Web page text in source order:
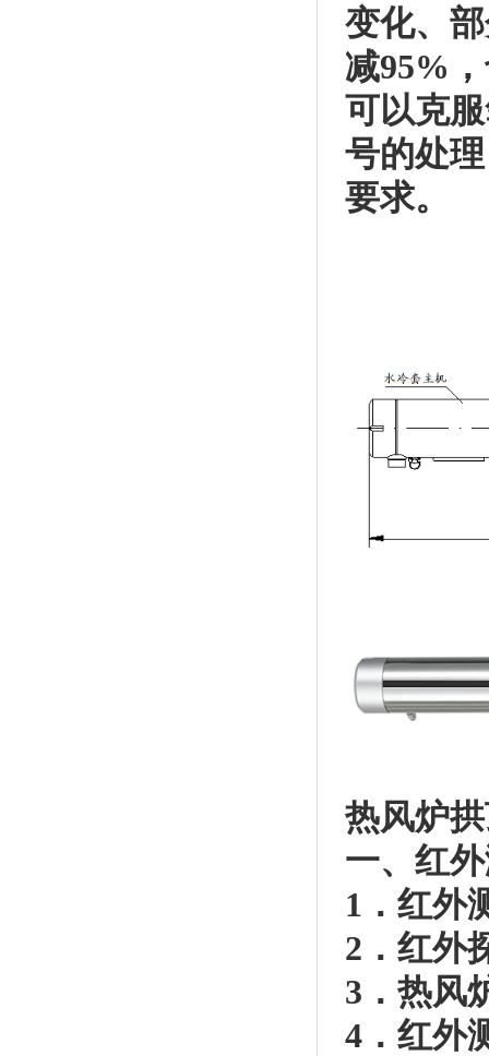
变化、
减95%
可以克
号的处
要求。
热风炉
一、红
1．红外
2．红外
3．热风
4．红外